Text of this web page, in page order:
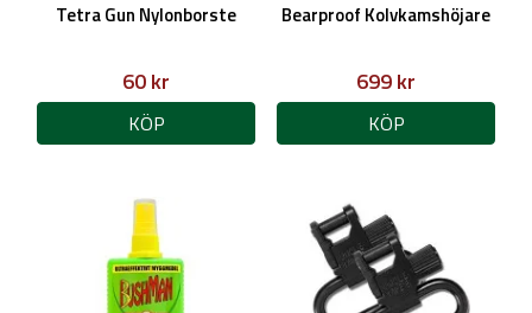
Tetra Gun Nylonborste
60 kr
KÖP
Bearproof Kolvkamshöjare
699 kr
KÖP